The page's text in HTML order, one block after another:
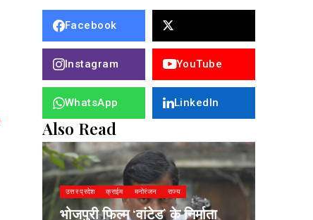
Facebook
Instagram YouTube
WhatsApp LinkedIn
Also Read
उत्तर प्रदेश क्राईम मनोरंजन राज्य
भोजपुरी फिल्म ‘वांटेड’ के निर्माता